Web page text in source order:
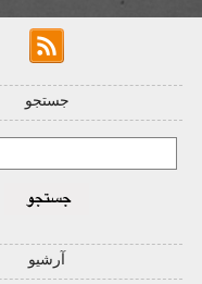
جستجو
آرشیو